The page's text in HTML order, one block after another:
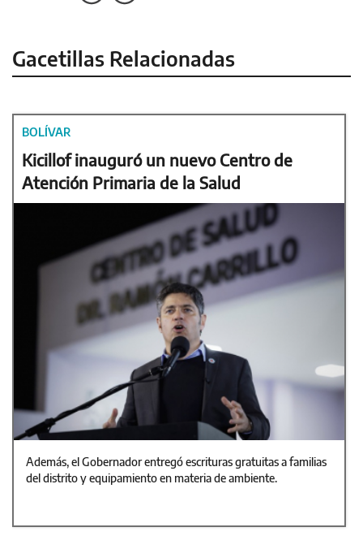
Gacetillas Relacionadas
BOLÍVAR
Kicillof inauguró un nuevo Centro de
Atención Primaria de la Salud
Además, el Gobernador entregó escrituras gratuitas a familias
del distrito y equipamiento en materia de ambiente.